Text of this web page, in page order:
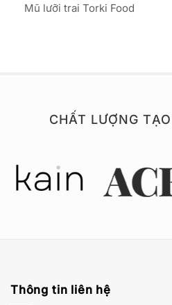
Mũ lưỡi trai Torki Food
CHẤT LƯỢNG
Thông tin liên hệ